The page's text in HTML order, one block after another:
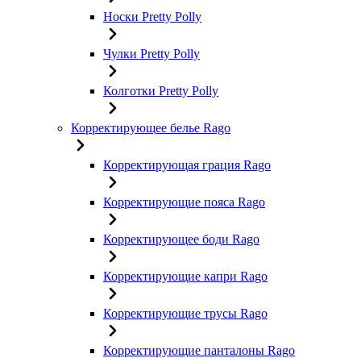
Носки Pretty Polly
Чулки Pretty Polly
Колготки Pretty Polly
Корректирующее белье Rago
Корректирующая грация Rago
Корректирующие пояса Rago
Корректирующее боди Rago
Корректирующие капри Rago
Корректирующие трусы Rago
Корректирующие панталоны Rago